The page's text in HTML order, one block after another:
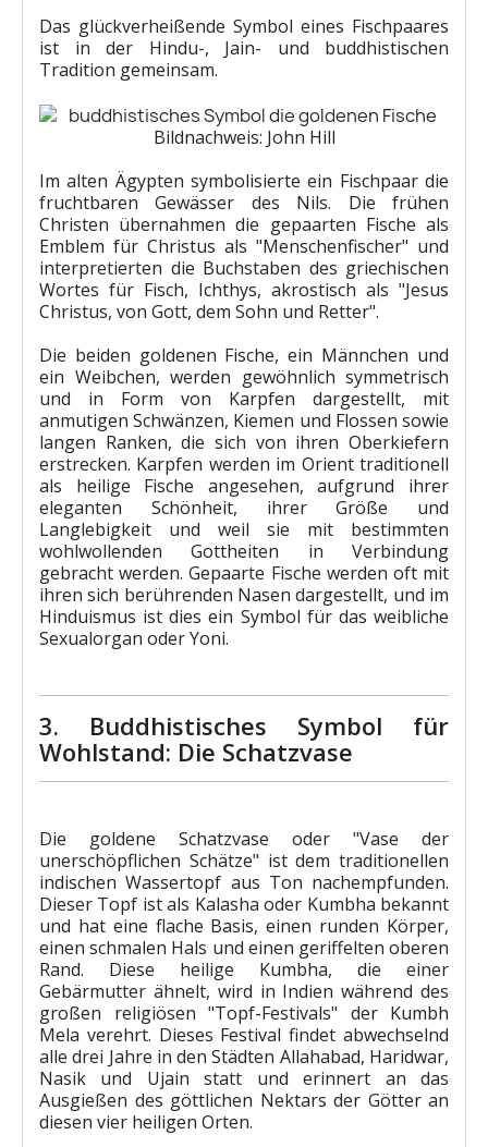
Das glückverheißende Symbol eines Fischpaares
ist in der Hindu-, Jain- und buddhistischen
Tradition gemeinsam.
Bildnachweis: John Hill
Im alten Ägypten symbolisierte ein Fischpaar die
fruchtbaren Gewässer des Nils. Die frühen
Christen übernahmen die gepaarten Fische als
Emblem für Christus als "Menschenfischer" und
interpretierten die Buchstaben des griechischen
Wortes für Fisch, Ichthys, akrostisch als "Jesus
Christus, von Gott, dem Sohn und Retter".
Die beiden goldenen Fische, ein Männchen und
ein Weibchen, werden gewöhnlich symmetrisch
und in Form von Karpfen dargestellt, mit
anmutigen Schwänzen, Kiemen und Flossen sowie
langen Ranken, die sich von ihren Oberkiefern
erstrecken. Karpfen werden im Orient traditionell
als heilige Fische angesehen, aufgrund ihrer
eleganten Schönheit, ihrer Größe und
Langlebigkeit und weil sie mit bestimmten
wohlwollenden Gottheiten in Verbindung
gebracht werden. Gepaarte Fische werden oft mit
ihren sich berührenden Nasen dargestellt, und im
Hinduismus ist dies ein Symbol für das weibliche
Sexualorgan oder Yoni.
3. Buddhistisches Symbol für
Wohlstand: Die Schatzvase
Die goldene Schatzvase oder "Vase der
unerschöpflichen Schätze" ist dem traditionellen
indischen Wassertopf aus Ton nachempfunden.
Dieser Topf ist als Kalasha oder Kumbha bekannt
und hat eine flache Basis, einen runden Körper,
einen schmalen Hals und einen geriffelten oberen
Rand. Diese heilige Kumbha, die einer
Gebärmutter ähnelt, wird in Indien während des
großen religiösen "Topf-Festivals" der Kumbh
Mela verehrt. Dieses Festival findet abwechselnd
alle drei Jahre in den Städten Allahabad, Haridwar,
Nasik und Ujain statt und erinnert an das
Ausgießen des göttlichen Nektars der Götter an
diesen vier heiligen Orten.